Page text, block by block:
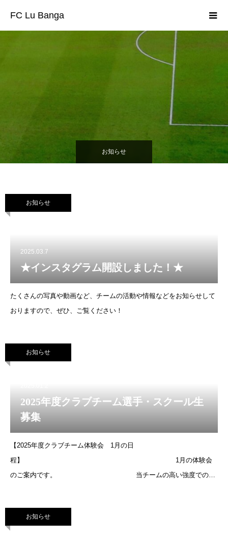
FC Lu Banga
お知らせ
お知らせ
2025.03.7
★インスタグラム開設しました！★
たくさんの写真や動画など、チームの活動や情報などをお知らせして
おりますので、ぜひ、ご覧ください！
お知らせ
2025年度クラブチーム選手・スクール生
募集
【2025年度クラブチーム体験会 1月の日
程】 1月の体験会
のご案内です。 当チームの高い強度での練
なっており
お知らせ